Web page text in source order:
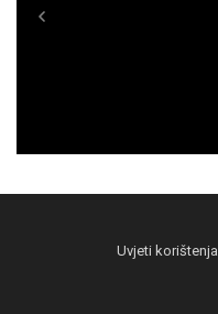
Uvjeti korištenja